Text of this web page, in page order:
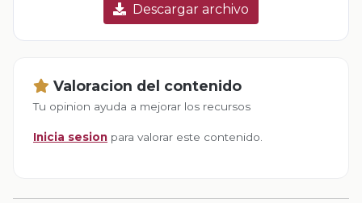
Descargar archivo
Valoracion del contenido
Tu opinion ayuda a mejorar los recursos
Inicia sesion para valorar este contenido.